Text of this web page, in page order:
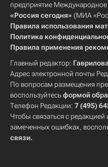
предприятие
«Россия сегодня» (МИА
Правила использования
Политика
Правила применения
Главный редактор:
Адрес электронной почты
По вопросам размещения
воспользуйтесьформой
Телефон Редакции: 7 (495)
Чтобы связаться с
замеченных ошибках,
связи.